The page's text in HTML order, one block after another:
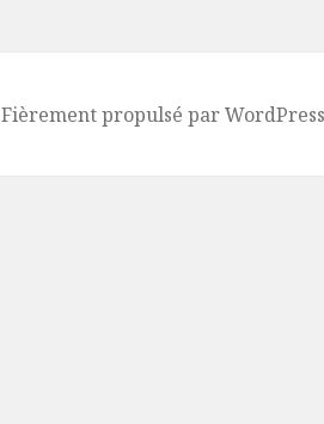
Fièrement propulsé par WordPress